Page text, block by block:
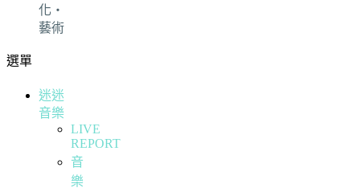
化・
藝術
選單
迷迷
音樂
LIVE
REPORT
音
樂